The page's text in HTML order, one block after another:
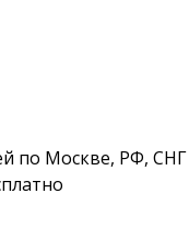
по Москве, РФ, СНГ